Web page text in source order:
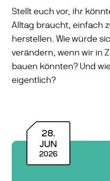
Stellt euch vor, ihr
Alltag braucht, einfach
herstellen. Wie würde
verändern, wenn wir in
bauen könnten? Und
eigentlich?
28.
JUN
2026